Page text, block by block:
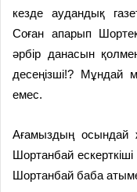
кезде аудандық
Соған апарып
әрбір данасын
десеңізші!? Мұндай
емес.
Ағамыздың осындай
Шортанбай
Шортанбай баба